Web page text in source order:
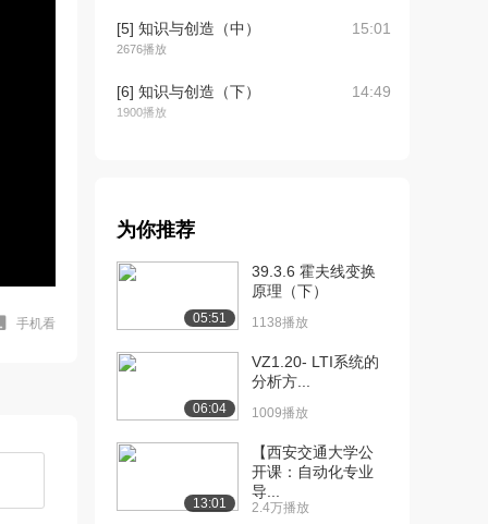
手机看
[5] 知识与创造（中）
2676播放
15:01
[6] 知识与创造（下）
1900播放
14:49
[8] 发现能力与创造（中）
2041播放
[9] 发现能力与创造（下） 15:49
（上）
（中）
为你推荐
05:51
39.3.6 霍夫线变换
原理（下）
1138播放
06:04
VZ1.20- LTI系统的
分析方...
1009播放
13:01
【西安交通大学公
开课：自动化专业
导...
2.4万播放